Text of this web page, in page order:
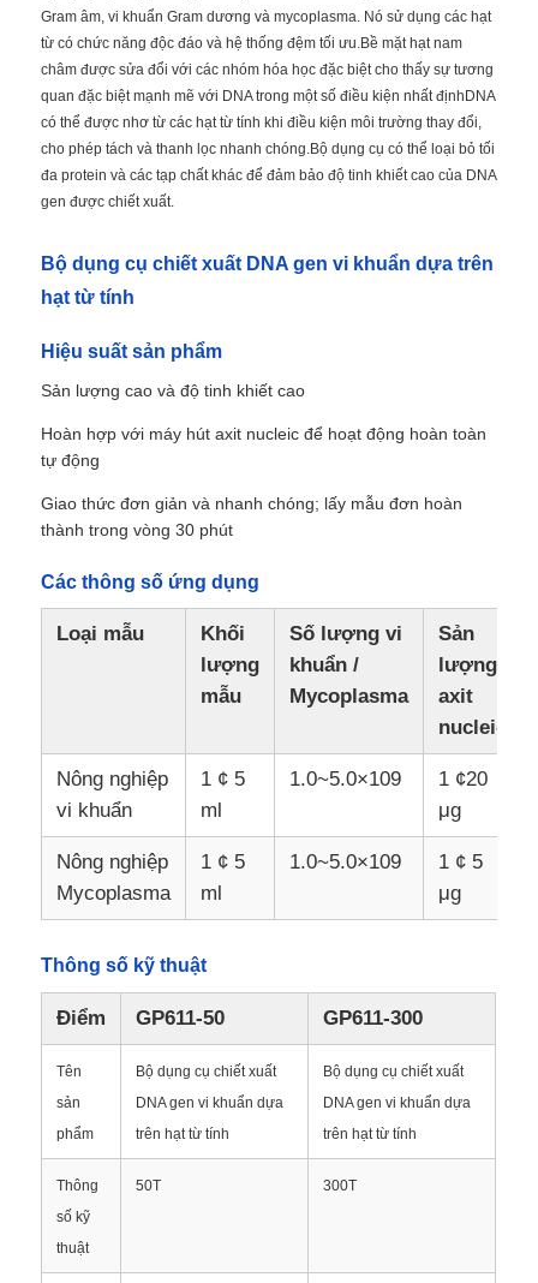
Trang chủ
Các sản phẩm
Về Chúng Tôi
Gram âm, vi khuẩn Gram dương và mycoplasma. Nó sử dụng các hạt
từ có chức năng độc đáo và hệ thống đệm tối ưu.Bề mặt hạt nam
châm được sửa đổi với các nhóm hóa học đặc biệt cho thấy sự tương
quan đặc biệt mạnh mẽ với DNA trong một số điều kiện nhất địnhDNA
có thể được nhơ từ các hạt từ tính khi điều kiện môi trường thay đổi,
cho phép tách và thanh lọc nhanh chóng.Bộ dụng cụ có thể loại bỏ tối
đa protein và các tạp chất khác để đảm bảo độ tinh khiết cao của DNA
gen được chiết xuất.
Bộ dụng cụ chiết xuất DNA gen vi khuẩn dựa trên
hạt từ tính
Hiệu suất sản phẩm
Sản lượng cao và độ tinh khiết cao
Hoàn hợp với máy hút axit nucleic để hoạt động hoàn toàn
tự động
Giao thức đơn giản và nhanh chóng; lấy mẫu đơn hoàn
thành trong vòng 30 phút
Các thông số ứng dụng
Loại mẫu
Khối
lượng
mẫu
Số lượng vi
khuẩn /
Mycoplasma
Sản
lượng
axit
nucleic
Nông nghiệp
vi khuẩn
1 ¢ 5
ml
1.0~5.0×109
1 ¢20
μg
Nông nghiệp
Mycoplasma
1 ¢ 5
ml
1.0~5.0×109
1 ¢ 5
μg
Thông số kỹ thuật
Điểm GP611-50 GP611-300
Tên
sản
phẩm
Bộ dụng cụ chiết xuất
DNA gen vi khuẩn dựa
trên hạt từ tính
Bộ dụng cụ chiết xuất
DNA gen vi khuẩn dựa
trên hạt từ tính
Thông
số kỹ
thuật
50T 300T